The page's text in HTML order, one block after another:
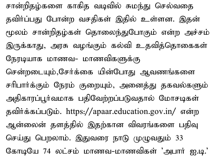
சான்றிதழ்களை காகித வடிவில் சுமந்து செல்வதை
தவிர்ப்பது போன்ற வசதிகள் இதில் உள்ளன. இதன்
மூலம் சான்றிதழ்கள் தொலைந்துபோகும் என்ற அச்சம்
இருக்காது, அரசு வழங்கும் கல்வி உதவித்தொகைகள்
நேரடியாக மாணவ- மாணவிகளுக்கு
சென்றடையும்,சேர்க்கை யின்போது ஆவணங்களை
சரிபார்க்கும் நேரம் குறையும், அனைத்து தகவல்களும்
அதிகாரப்பூர்வமாக பதிவேற்றப்படுவதால் மோசடிகள்
தவிர்க்கப்படும். https://apaar.education.gov.in/ என்ற
ஆன்லைன் தளத்தில் இதற்கான விவரங்களை பதிவு
செய்து பெறலாம். இதுவரை நாடு முழுவதும் 33
கோடியே 74 லட்சம் மாணவ-மாணவிகள் 'அபார் ஐ.டி.'